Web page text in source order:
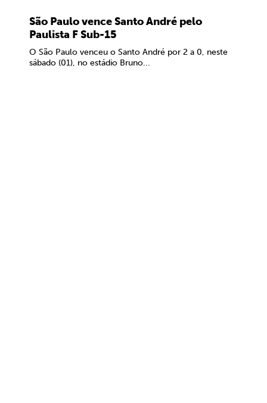
São Paulo vence Santo André pelo
Paulista F Sub-15
O São Paulo venceu o Santo André por 2 a 0, neste
sábado (01), no estádio Bruno...